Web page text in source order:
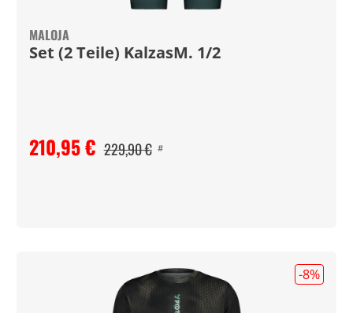
MALOJA
Set (2 Teile) KalzasM. 1/2
210,95 € 229,90 € #
-8%